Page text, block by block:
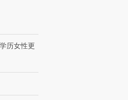
种
对
CFO：不靠规模取胜，华
历女性更